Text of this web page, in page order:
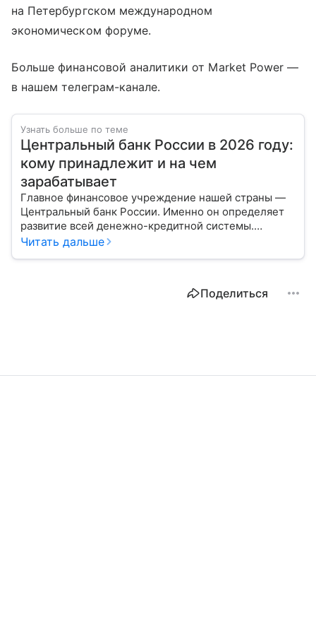
на Петербургском международном
экономическом форуме.
Больше финансовой аналитики от Market Power —
в нашем телеграм-канале.
Узнать больше по теме
Центральный банк России в 2026 году:
кому принадлежит и на чем
зарабатывает
Главное финансовое учреждение нашей страны —
Центральный банк России. Именно он определяет
развитие всей денежно-кредитной системы.
Расскажем о его структуре, задачах и дадим
Читать дальше
Поделиться